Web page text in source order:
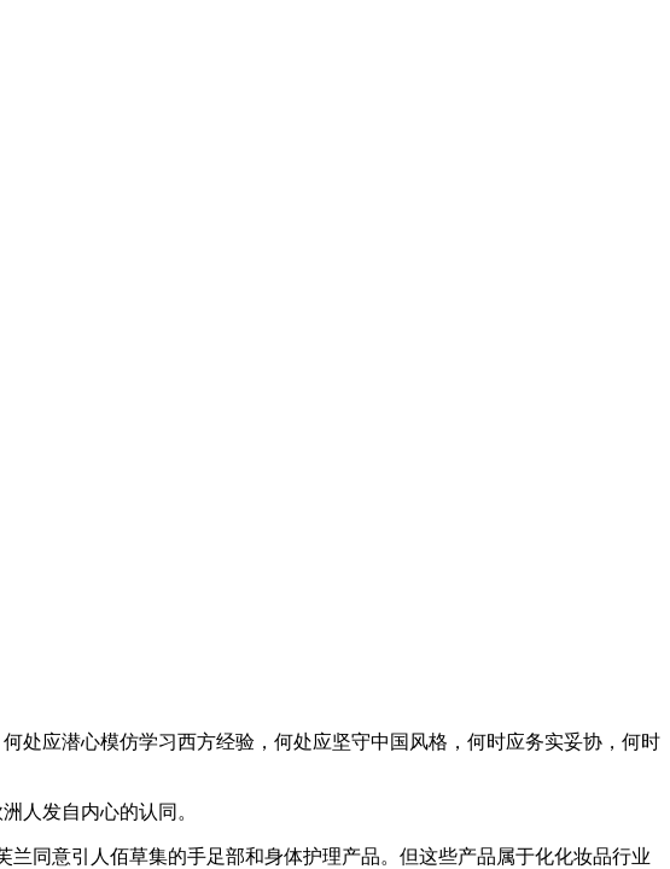
处应潜心模仿学习西方经验，何处应坚守中国风格，何时应务实妥协，何时
人发自内心的认同。
同意引人佰草集的手足部和身体护理产品。但这些产品属于化化妆品行业